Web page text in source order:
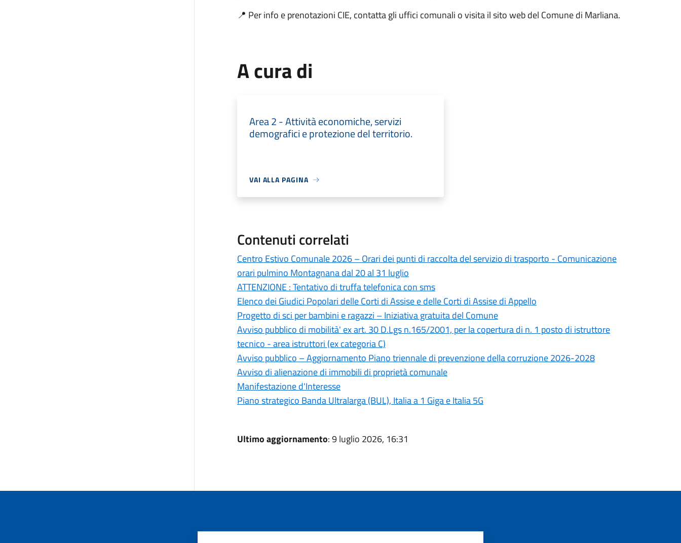
📍 Per info e prenotazioni CIE, contatta gli uffici comunali o visita il sito web del Comune di Marliana.
A cura di
Area 2 - Attività economiche, servizi
demografici e protezione del territorio.
VAI ALLA PAGINA
Contenuti correlati
Centro Estivo Comunale 2026 – Orari dei punti di raccolta del servizio di trasporto - Comunicazione
orari pulmino Montagnana dal 20 al 31 luglio
ATTENZIONE : Tentativo di truffa telefonica con sms
Elenco dei Giudici Popolari delle Corti di Assise e delle Corti di Assise di Appello
Progetto di sci per bambini e ragazzi – Iniziativa gratuita del Comune
Avviso pubblico di mobilità' ex art. 30 D.Lgs n.165/2001, per la copertura di n. 1 posto di istruttore
tecnico - area istruttori (ex categoria C)
Avviso pubblico – Aggiornamento Piano triennale di prevenzione della corruzione 2026-2028
Avviso di alienazione di immobili di proprietà comunale
Manifestazione d'Interesse
Piano strategico Banda Ultralarga (BUL), Italia a 1 Giga e Italia 5G
Ultimo aggiornamento: 9 luglio 2026, 16:31